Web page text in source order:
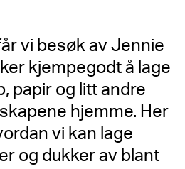
vi besøk av Jennie
kjempegodt å lage
papir og litt andre
hjemme. Her
vi kan lage
og dukker av blant